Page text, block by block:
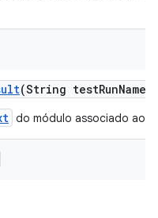
(String testRunName)
do módulo associado aos